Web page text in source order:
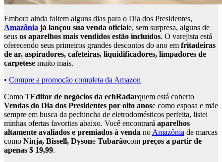
Embora ainda faltem alguns dias para o Dia dos Presidentes,
Amazônia já lançou sua venda oficiale, sem surpresa, alguns de
seus os aparelhos mais vendidos estão incluídos. O varejista está
oferecendo seus primeiros grandes descontos do ano em fritadeiras
de ar, aspiradores, cafeteiras, liquidificadores, limpadores de
carpetese muito mais.
• Compre a promoção completa da Amazon
Como TEditor de negócios da echRadarquem está coberto
Vendas do Dia dos Presidentes por oito anose como esposa e mãe
sempre em busca da pechincha de eletrodomésticos perfeita, listei
minhas ofertas favoritas abaixo. Você encontrará aparelhos
altamente avaliados e premiados à venda noAmazônia de marcas
como Ninja, Bissell, Dysone Tubarãocom preços a partir de
apenas $ 19,99.